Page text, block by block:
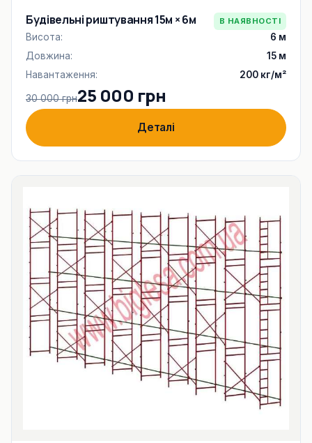
Будівельні риштування 15м × 6м В НАЯВНОСТІ
Висота:
6 м
Довжина:
15 м
Навантаження:
200 кг/м²
30 000 грн25 000 грн
Деталі